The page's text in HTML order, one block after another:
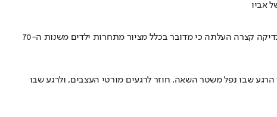
אביו
רשת למיז ההיפסטרית הושבתה לאחר שהדפיסה איור על כוסות המשקה שלה שבו נראה כיסא ריק וטיפות גשם לצד כיתוב "האביב הגיע" • אלא שבדיקה קצרה העלתה כי מדובר בכלל מציור מתחרות ילדים משנות ה-70
שבו נפל משטר השאה, חוזר לרגעים מורטי העצבים, ולרגע שבו